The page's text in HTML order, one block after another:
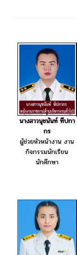
นางสาวนุชนันท์ ทีปกา
กร
ผู้ช่วยหัวหน้างาน งาน
กิจกรรมนักเรียน
นักศึกษา